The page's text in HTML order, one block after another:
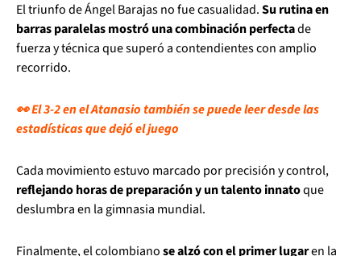
El triunfo de Ángel Barajas no fue casualidad.Su rutina en
barras paralelas mostró una combinación perfectade
fuerza y técnica que superó a contendientes con amplio
recorrido.
👀 El 3-2 en el Atanasio también se puede leer desde las
estadísticas que dejó el juego
Cada movimiento estuvo marcado por precisión y control,
reflejando horas de preparación y un talento innatoque
deslumbra en la gimnasia mundial.
Finalmente, el colombianose alzó con el primer lugaren la